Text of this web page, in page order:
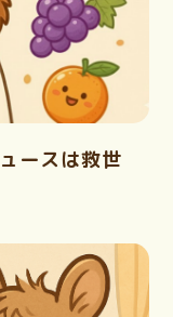
ースは救世